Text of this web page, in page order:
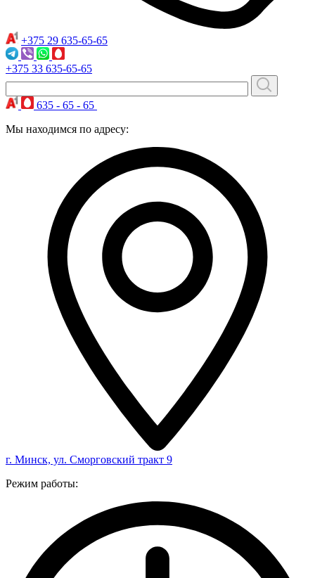
+375 29 635-65-65
+375 33 635-65-65
635 - 65 - 65
Мы находимся по адресу:
г. Минск, ул. Сморговский тракт 9
Режим работы: